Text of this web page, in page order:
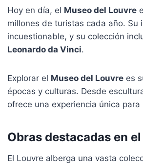
Hoy en día, el Museo del Louvre
millones de turistas cada año.
incuestionable, y su colección
Leonardo da Vinci.
Explorar el Museo del Louvre es
épocas y culturas. Desde
ofrece una experiencia única
Obras destacadas en
El Louvre alberga una vasta